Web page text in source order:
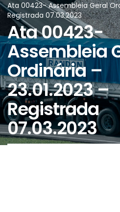
Ata 00423- Assembleia Geral
Registrada 07.03.2023
Ata 00423-
Assembleia
Ordinária –
23.01.2023 –
Registrada
07.03.2023